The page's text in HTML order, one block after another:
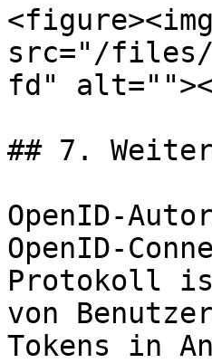
<figure><img
src="/files/
fd"
## 7.
OpenID-
OpenID-
Protokoll
von
Tokens in